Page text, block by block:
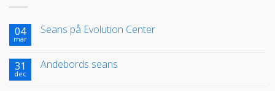
04
mar
Seans på Evolution Center
31
dec
Andebords seans